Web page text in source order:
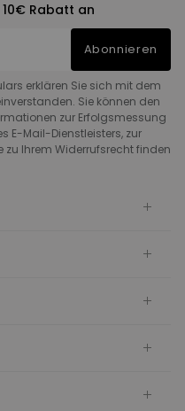
Rabatt an
Abonnieren
erklären Sie sich mit dem
Sie können den
zur Erfolgsmessung
E-Mail-Dienstleisters, zur
Ihrem Widerrufsrecht finden